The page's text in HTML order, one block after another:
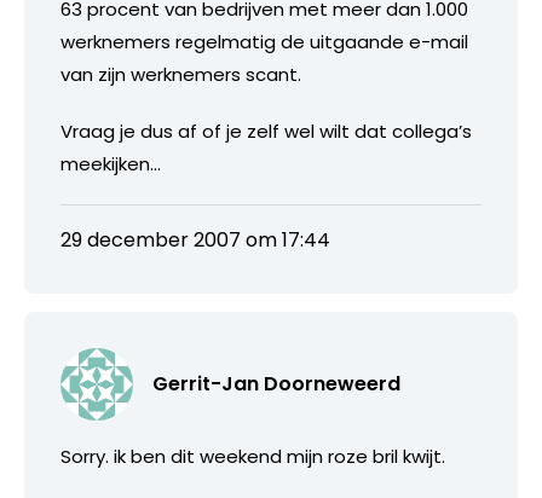
63 procent van bedrijven met meer dan 1.000
werknemers regelmatig de uitgaande e-mail
van zijn werknemers scant.
Vraag je dus af of je zelf wel wilt dat collega’s
meekijken…
29 december 2007 om 17:44
Gerrit-Jan Doorneweerd
Sorry. ik ben dit weekend mijn roze bril kwijt.